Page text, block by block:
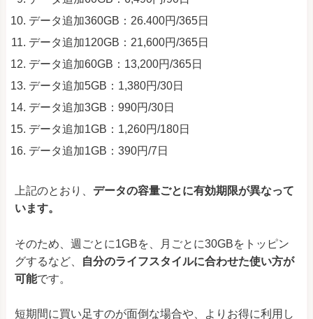
データ追加360GB：26.400円/365日
データ追加120GB：21,600円/365日
データ追加60GB：13,200円/365日
データ追加5GB：1,380円/30日
データ追加3GB：990円/30日
データ追加1GB：1,260円/180日
データ追加1GB：390円/7日
上記のとおり、 データの容量ごとに有効期限が異なって
います。
そのため、週ごとに1GBを、月ごとに30GBをトッピン
グするなど、
自分のライフスタイルに合わせた使い方が
可能です。
短期間に買い足すのが面倒な場合や、よりお得に利用し